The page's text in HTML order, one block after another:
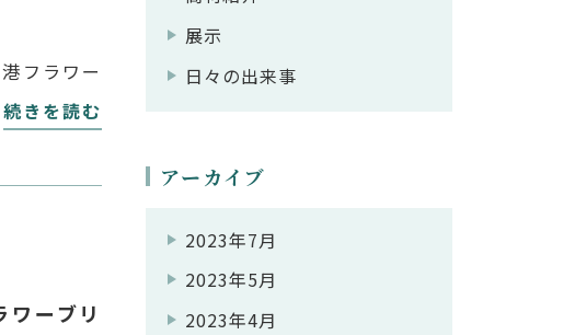
フラワー
の展示と
い。 一つ
続きを読む
ーブリ
展示
日々の出来事
アーカイブ
2023年7月
2023年5月
2023年4月